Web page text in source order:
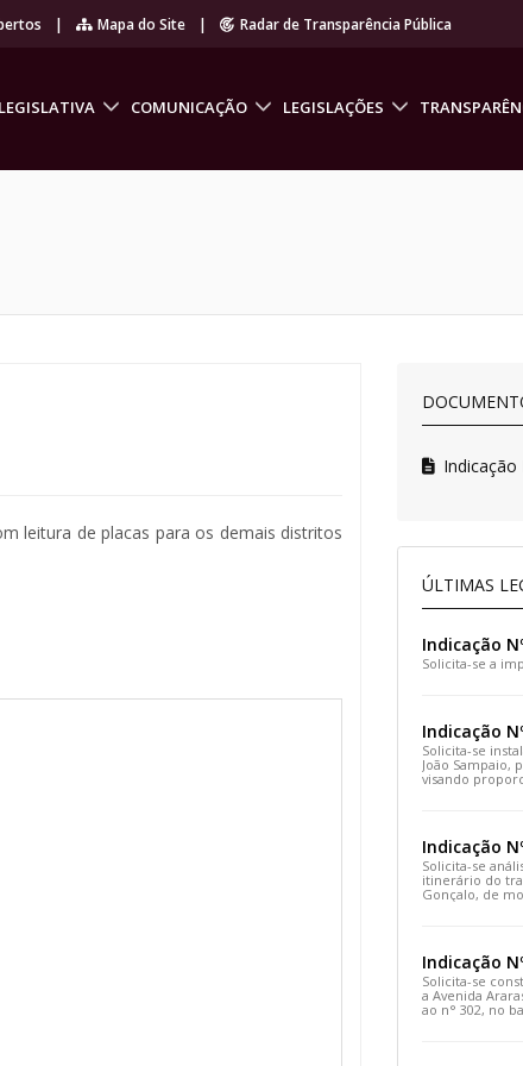
| Mapa do Site | Radar de Transparência Pública
COMUNICAÇÃO LEGISLAÇÕES
leitura de placas para os demais distritos
Indicação
ÚLTIMAS
Indicação
Solicita-se a
Indicação
Solicita-se
João Sampaio,
visando
Indicação
Solicita-se
itinerário do
Gonçalo, de
Indicação
Solicita-se
a Avenida
ao n° 302, no